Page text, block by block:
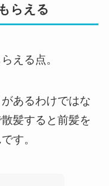
らえる
える点。
あるわけではな
髪すると前髪を
す。